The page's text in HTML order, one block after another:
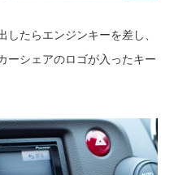
たらエンジンキーを差し、
ーシェアのロゴが入ったキー